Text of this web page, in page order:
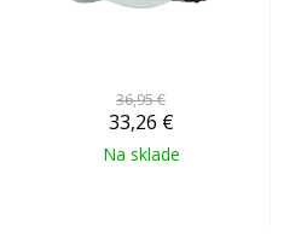
36,95 €
33,26 €
Na sklade